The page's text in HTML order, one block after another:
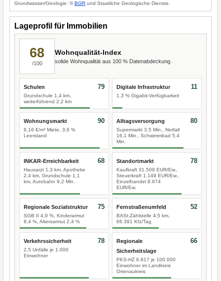
Grundwasser/Geologie: ©BGR und Staatliche Geologische Dienste.
Lageprofil für Immobilien
68
/100
Wohnqualität-Index
solide Wohnqualität aus 100 % Datenabdeckung.
Schulen
Grundschule 1,4 km,
weiterführend 2,2 km
79 Digitale Infrastruktur
1,3 % Gigabit-Verfügbarkeit
11
Wohnungsmarkt
6,16 €/m² Miete, 3,6 %
Leerstand
90 Alltagsversorgung
Supermarkt 3,5 Min., Notfall
16,1 Min., Schwimmbad 5,4
Min.
80
INKAR-Erreichbarkeit
Hausarzt 1,3 km, Apotheke
2,4 km, Grundschule 1,1
km, Autobahn 9,2 Min.
68 Standortmarkt
Kaufkraft 31.509 EUR/Ew.,
Steuerkraft 1.149 EUR/Ew.,
Einzelhandel 8.974
EUR/Ew.
78
Regionale Sozialstruktur
SGB II 4,9 %, Kinderarmut
8,4 %, Altersarmut 2,4 %
75 Fernstraßenumfeld
BASt-Zählstelle 4,5 km,
66.391 Kfz/Tag
52
Verkehrssicherheit
2,5 Unfälle je 1.000
Einwohner
78
Regionale
Sicherheitslage
PKS-HZ 6.817 je 100.000
Einwohner im Landkreis
Ortenaukreis
66